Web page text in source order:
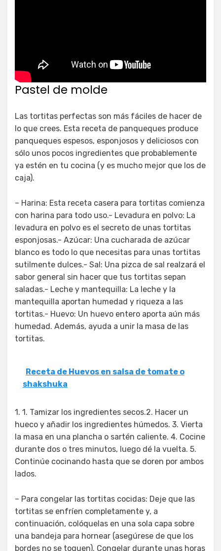
Pastel de molde
Las tortitas perfectas son más fáciles de hacer de
lo que crees. Esta receta de panqueques produce
panqueques espesos, esponjosos y deliciosos con
sólo unos pocos ingredientes que probablemente
ya estén en tu cocina (y es mucho mejor que los de
caja).
– Harina: Esta receta casera para tortitas comienza
con harina para todo uso.- Levadura en polvo: La
levadura en polvo es el secreto de unas tortitas
esponjosas.- Azúcar: Una cucharada de azúcar
blanco es todo lo que necesitas para unas tortitas
sutilmente dulces.- Sal: Una pizca de sal realzará el
sabor general sin hacer que tus tortitas sepan
saladas.- Leche y mantequilla: La leche y la
mantequilla aportan humedad y riqueza a las
tortitas.- Huevo: Un huevo entero aporta aún más
humedad. Además, ayuda a unir la masa de las
tortitas.
Receta de Huevos en salsa de tomate o
shakshuka
1. 1. Tamizar los ingredientes secos.2. Hacer un
hueco y añadir los ingredientes húmedos. 3. Vierta
la masa en una plancha o sartén caliente. 4. Cocine
durante dos o tres minutos, luego dé la vuelta. 5.
Continúe cocinando hasta que se doren por ambos
lados.
– Para congelar las tortitas cocidas: Deje que las
tortitas se enfríen completamente y, a
continuación, colóquelas en una sola capa sobre
una bandeja para hornear (asegúrese de que los
bordes no se toquen). Congelar durante unas horas